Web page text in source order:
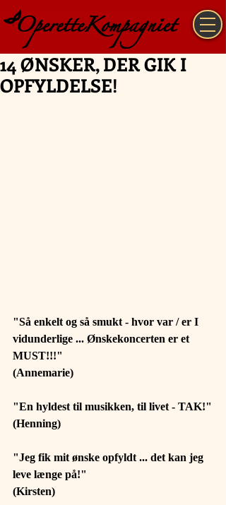
14 ØNSKER, DER GIK I
OPFYLDELSE!
"Så enkelt og så smukt - hvor var / er I
vidunderlige ... Ønskekoncerten er et
MUST!!!"
(Annemarie)
"En hyldest til musikken, til livet - TAK!"
(Henning)
"Jeg fik mit ønske opfyldt ... det kan jeg
leve længe på!"
(Kirsten)